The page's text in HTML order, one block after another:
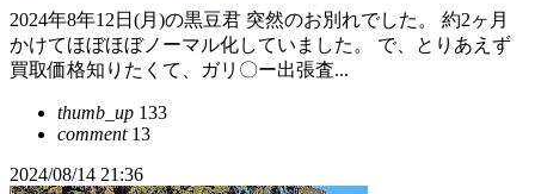
2024年8年12日(月)の黒豆君 突然のお別れでした。 約2ヶ月
かけてほぼほぼノーマル化していました。 で、とりあえず
買取価格知りたくて、ガリ〇ー出張査...
thumb_up 133
comment13
2024/08/14 21:36